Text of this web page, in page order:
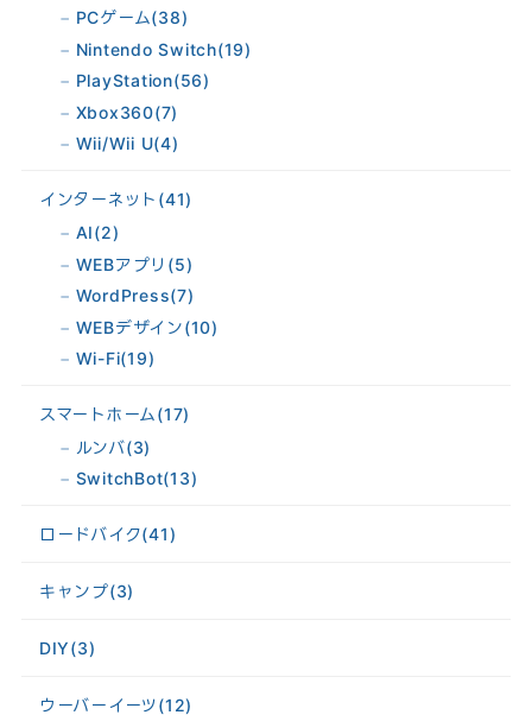
PCゲーム(38)
Nintendo Switch(19)
PlayStation(56)
Xbox360(7)
Wii/Wii U(4)
インターネット (41)
AI(2)
WEBアプリ (5)
WordPress(7)
WEBデザイン(10)
Wi-Fi(19)
スマートホーム(17)
ルンバ(3)
SwitchBot(13)
ロードバイク(41)
キャンプ(3)
DIY(3)
ウーバーイーツ(12)